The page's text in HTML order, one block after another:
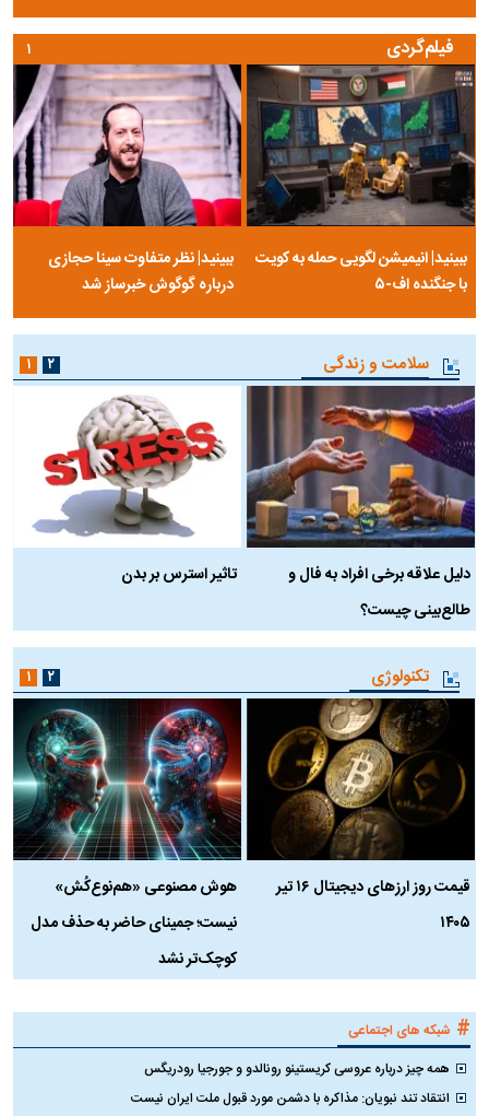
فیلم‌گردی
ببینید| انیمیشن لگویی حمله به کویت
با جنگنده اف-۵
ببینید| نظر متفاوت سینا حجازی
درباره گوگوش خبرساز شد
۱
سلامت و زندگی
دلیل علاقه برخی افراد به فال و
طالع‌بینی چیست؟
تاثیر استرس بر بدن
۱ ۲
تکنولوژی
قیمت روز ارز‌های دیجیتال ۱۶ تیر
۱۴۰۵
هوش مصنوعی «هم‌نوع‌کُش»
نیست؛ جمینای حاضر به حذف مدل
کوچک‌تر نشد
۱ ۲
# شبکه های اجتماعی
همه چیز درباره عروسی کریستینو رونالدو و جورجیا رودریگس
انتقاد تند نبویان: مذاکره با دشمن مورد قبول ملت ایران نیست